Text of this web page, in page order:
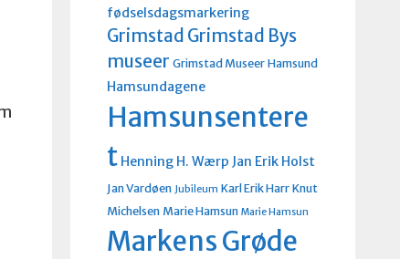
fødselsdagsmarkering
Grimstad Grimstad Bys
museer Grimstad Museer Hamsund
Hamsundagene
Hamsunsentere
t Henning H. Wærp Jan Erik Holst
Jan Vardøen Jubileum Karl Erik Harr Knut
Michelsen Marie Hamsun Marie Hamsun
Markens Grøde